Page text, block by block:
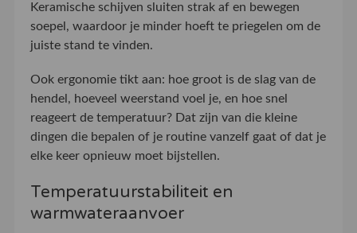
Keramische schijven sluiten strak af en bewegen
soepel, waardoor je minder hoeft te priegelen om de
juiste stand te vinden.
Ook ergonomie tikt aan: hoe groot is de slag van de
hendel, hoeveel weerstand voel je, en hoe snel
reageert de temperatuur? Dat zijn van die kleine
dingen die bepalen of je routine vanzelf gaat of dat je
elke keer opnieuw moet bijstellen.
Temperatuurstabiliteit en
warmwateraanvoer